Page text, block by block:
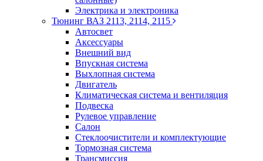
Электрика и электроника
Тюнинг ВАЗ 2113, 2114, 2115
Автосвет
Аксессуары
Внешний вид
Впускная система
Выхлопная система
Двигатель
Климатическая система и вентиляция
Подвеска
Рулевое управление
Салон
Стеклоочистители и комплектующие
Тормозная система
Трансмиссия